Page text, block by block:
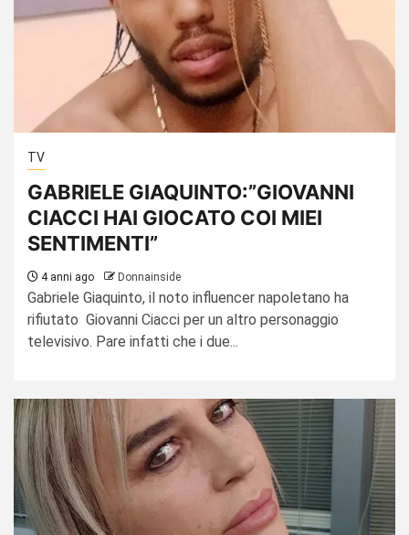
TV
GABRIELE GIAQUINTO:”GIOVANNI
CIACCI HAI GIOCATO COI MIEI
SENTIMENTI”
4 anni ago Donnainside
Gabriele Giaquinto, il noto influencer napoletano ha
rifiutato Giovanni Ciacci per un altro personaggio
televisivo. Pare infatti che i due...